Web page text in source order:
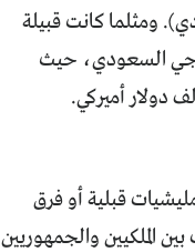
3.5 مليارات دولار (13 مليار ريال سعودي). ومثلما كانت قبيلة
السعودي، حيث
قبلية أو فرق
الملكيين والجمهوريين